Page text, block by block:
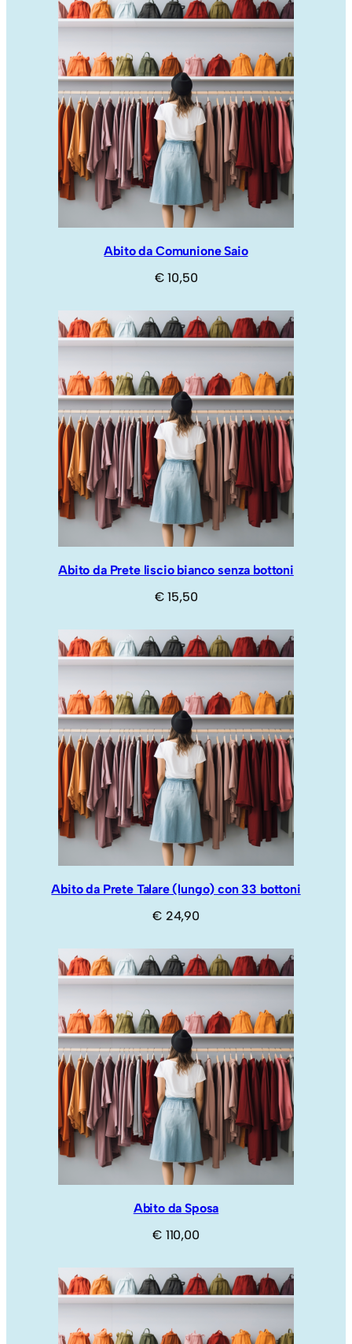
Abito da Comunione Saio
€ 10,50
Abito da Prete liscio bianco senza bottoni
€ 15,50
Abito da Prete Talare (lungo) con 33 bottoni
€ 24,90
Abito da Sposa
€ 110,00